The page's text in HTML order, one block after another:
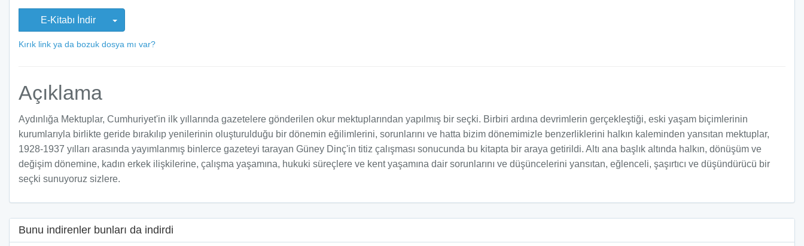
E-Kitabı İndir
Kırık link ya da bozuk dosya mı var?
Açıklama
Aydınlığa Mektuplar, Cumhuriyet'in ilk yıllarında gazetelere gönderilen okur mektuplarından yapılmış bir seçki. Birbiri ardına devrimlerin gerçekleştiği, eski yaşam biçimlerinin
kurumlarıyla birlikte geride bırakılıp yenilerinin oluşturulduğu bir dönemin eğilimlerini, sorunlarını ve hatta bizim dönemimizle benzerliklerini halkın kaleminden yansıtan mektuplar,
1928-1937 yılları arasında yayımlanmış binlerce gazeteyi tarayan Güney Dinç'in titiz çalışması sonucunda bu kitapta bir araya getirildi. Altı ana başlık altında halkın, dönüşüm ve
değişim dönemine, kadın erkek ilişkilerine, çalışma yaşamına, hukuki süreçlere ve kent yaşamına dair sorunlarını ve düşüncelerini yansıtan, eğlenceli, şaşırtıcı ve düşündürücü bir
seçki sunuyoruz sizlere.
Bunu indirenler bunları da indirdi